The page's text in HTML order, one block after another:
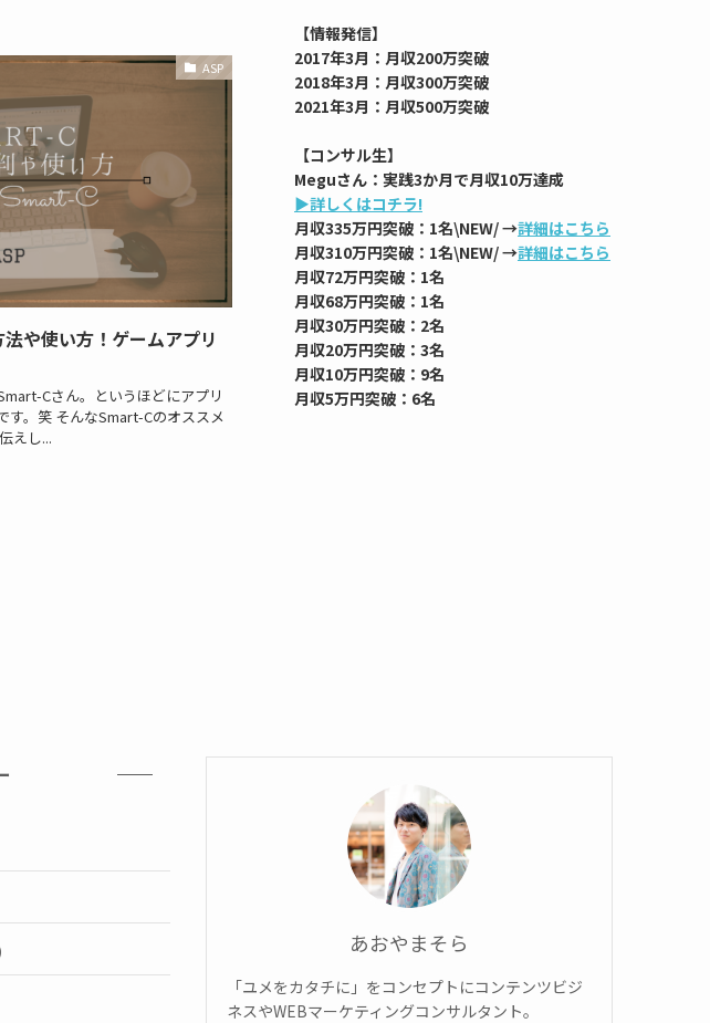
ASP
や使い方！ゲームアプリ
Cさん。というほどにアプリ
す。笑 そんなSmart-Cのオススメ
えし...
【情報発信】
2017年3月：月収200万突破
2018年3月：月収300万突破
2021年3月：月収500万突破
【コンサル生】
Meguさん：実践3か月で月収10万達成
▶︎詳しくはコチラ!
月収335万円突破：1名\NEW/ →詳細はこちら
月収310万円突破：1名\NEW/ →詳細はこちら
月収72万円突破：1名
月収68万円突破：1名
月収30万円突破：2名
月収20万円突破：3名
月収10万円突破：9名
月収5万円突破：6名
あおやまそら
「ユメをカタチに」をコンセプトにコンテンツビジ
ネスやWEBマーケティングコンサルタント。